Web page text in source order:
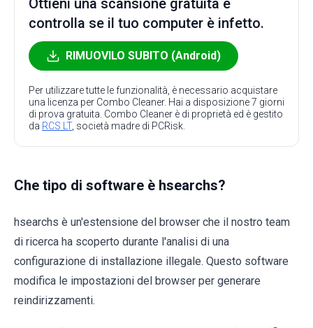
Ottieni una scansione gratuita e
controlla se il tuo computer è infetto.
RIMUOVILO SUBITO (Android)
Per utilizzare tutte le funzionalità, è necessario acquistare
una licenza per Combo Cleaner. Hai a disposizione 7 giorni
di prova gratuita. Combo Cleaner è di proprietà ed è gestito
da RCS LT, società madre di PCRisk.
Che tipo di software è hsearchs?
hsearchs è un'estensione del browser che il nostro team
di ricerca ha scoperto durante l'analisi di una
configurazione di installazione illegale. Questo software
modifica le impostazioni del browser per generare
reindirizzamenti.